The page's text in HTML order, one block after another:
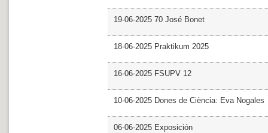
19-06-2025 70 José Bonet
18-06-2025 Praktikum 2025
16-06-2025 FSUPV 12
10-06-2025 Dones de Ciència: Eva Nogales
06-06-2025 Exposición